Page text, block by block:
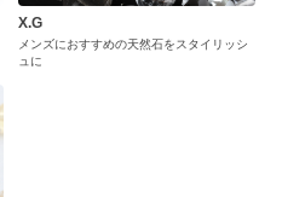
X.G
メンズにおすすめの天然石をスタイリッシ
ュに